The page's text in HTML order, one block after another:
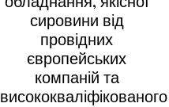
сировини від
провідних
європейських
компаній та
висококваліфікованого